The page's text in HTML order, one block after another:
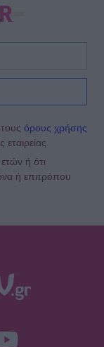
όρους χρήσης
ή ότι
ή επιτρόπου